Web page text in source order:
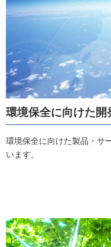
環境保全に向けた開
環境保全に向けた製品・サ
います。